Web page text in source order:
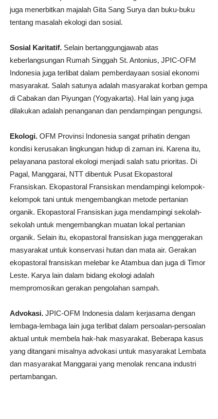
juga menerbitkan majalah Gita Sang Surya dan buku-buku
tentang masalah ekologi dan sosial.
Sosial Karitatif. Selain bertanggungjawab atas
keberlangsungan Rumah Singgah St. Antonius, JPIC-OFM
Indonesia juga terlibat dalam pemberdayaan sosial ekonomi
masyarakat. Salah satunya adalah masyarakat korban gempa
di Cabakan dan Piyungan (Yogyakarta). Hal lain yang juga
dilakukan adalah penanganan dan pendampingan pengungsi.
Ekologi. OFM Provinsi Indonesia sangat prihatin dengan
kondisi kerusakan lingkungan hidup di zaman ini. Karena itu,
pelayanana pastoral ekologi menjadi salah satu prioritas. Di
Pagal, Manggarai, NTT dibentuk Pusat Ekopastoral
Fransiskan. Ekopastoral Fransiskan mendampingi kelompok-
kelompok tani untuk mengembangkan metode pertanian
organik. Ekopastoral Fransiskan juga mendampingi sekolah-
sekolah untuk mengembangkan muatan lokal pertanian
organik. Selain itu, ekopastoral fransiskan juga menggerakan
masyarakat untuk konservasi hutan dan mata air. Gerakan
ekopastoral fransiskan melebar ke Atambua dan juga di Timor
Leste. Karya lain dalam bidang ekologi adalah
mempromosikan gerakan pengolahan sampah.
Advokasi. JPIC-OFM Indonesia dalam kerjasama dengan
lembaga-lembaga lain juga terlibat dalam persoalan-persoalan
aktual untuk membela hak-hak masyarakat. Beberapa kasus
yang ditangani misalnya advokasi untuk masyarakat Lembata
dan masyarakat Manggarai yang menolak rencana industri
pertambangan.